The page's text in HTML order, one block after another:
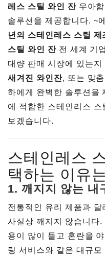
레스 스틸 와인 잔우아함
솔루션을 제공합니다. ~에
년의 스테인레스 스틸 제
스틸 와인 잔전 세계 기
대량 판매 시장에 있는지
새겨진 와인잔, 또는 맞
하에게 완벽한 솔루션을
에 적합한 스테인리스
보겠습니다.
스테인레스
택하는 이유
1. 깨지지 않는 내
전통적인 유리 제품과
사실상 깨지지 않습니다.
용이 많이 들고 혼란을
링 서비스와 같은 대규